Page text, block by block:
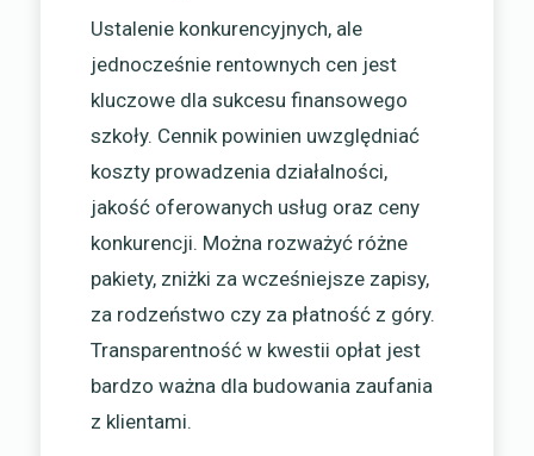
Ustalenie konkurencyjnych, ale
jednocześnie rentownych cen jest
kluczowe dla sukcesu finansowego
szkoły. Cennik powinien uwzględniać
koszty prowadzenia działalności,
jakość oferowanych usług oraz ceny
konkurencji. Można rozważyć różne
pakiety, zniżki za wcześniejsze zapisy,
za rodzeństwo czy za płatność z góry.
Transparentność w kwestii opłat jest
bardzo ważna dla budowania zaufania
z klientami.